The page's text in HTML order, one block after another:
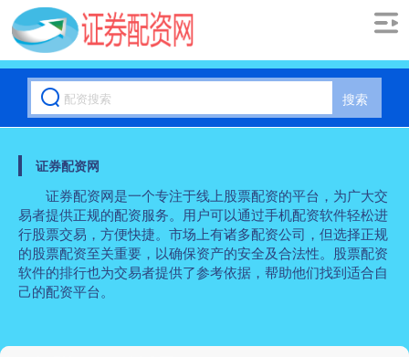
搜索
证券配资网
证券配资网是一个专注于线上股票配资的平台，为广大交
易者提供正规的配资服务。用户可以通过手机配资软件轻松进
行股票交易，方便快捷。市场上有诸多配资公司，但选择正规
的股票配资至关重要，以确保资产的安全及合法性。股票配资
软件的排行也为交易者提供了参考依据，帮助他们找到适合自
己的配资平台。